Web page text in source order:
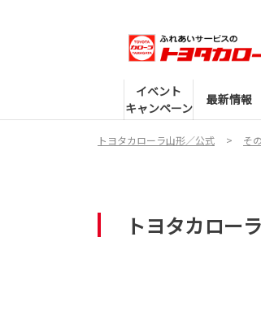
イベント
キャンペーン
最新情報
トヨタカローラ山形／公式 そ
トヨタカロー